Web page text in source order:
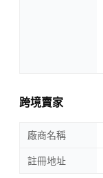
跨境賣家
廠商名稱
註冊地址